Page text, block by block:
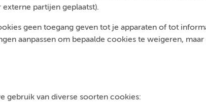
partijen geplaatst).
geen toegang geven tot je apparaten of tot
aanpassen om bepaalde cookies te weigeren,
gebruik van diverse soorten cookies: